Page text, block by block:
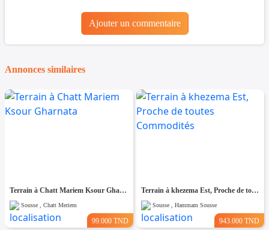
Ajouter un commentaire
Annonces similaires
Terrain à Chatt Mariem Ksour Gharnata
Sousse , Chatt Meriem
99.000 TND
Terrain à khezema Est, Proche de toutes Commodités
Sousse , Hammam Sousse
943.000 TND